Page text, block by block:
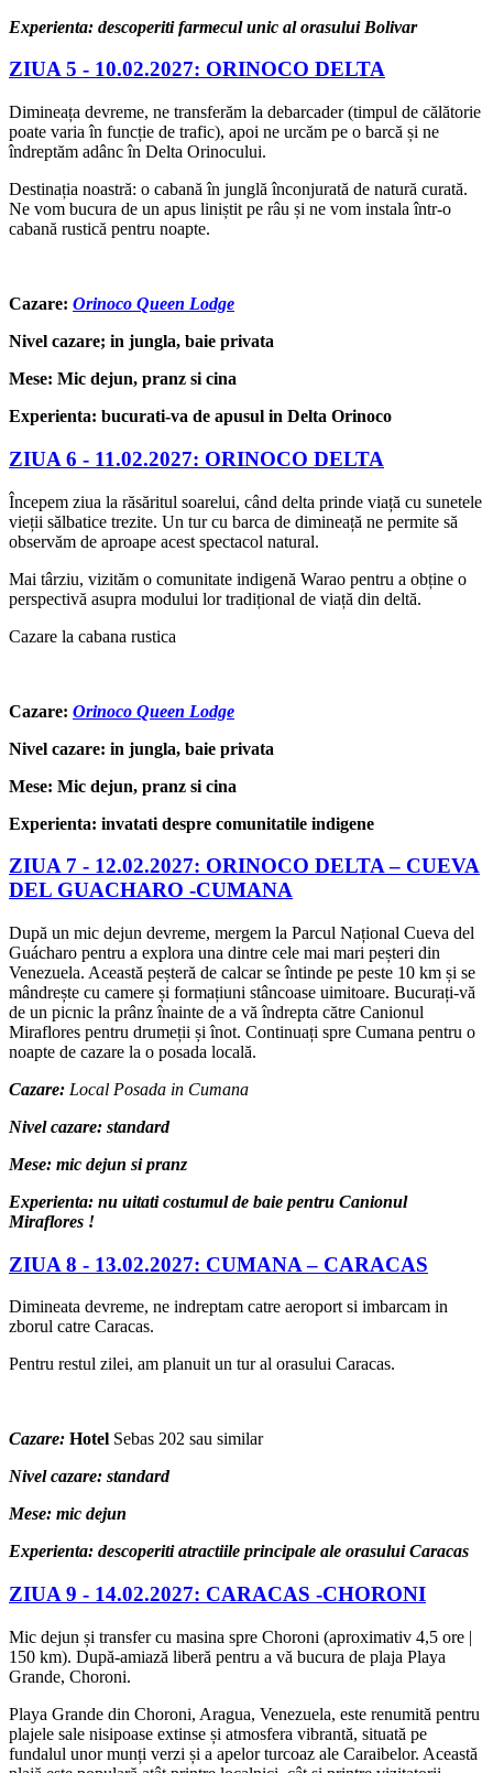
Experienta: descoperiti farmecul unic al orasului Bolivar
ZIUA 5 - 10.02.2027: ORINOCO DELTA
Dimineața devreme, ne transferăm la debarcader (timpul de călătorie
poate varia în funcție de trafic), apoi ne urcăm pe o barcă și ne
îndreptăm adânc în Delta Orinocului.
Destinația noastră: o cabană în junglă înconjurată de natură curată.
Ne vom bucura de un apus liniștit pe râu și ne vom instala într-o
cabană rustică pentru noapte.
Cazare: Orinoco Queen Lodge
Nivel cazare; in jungla, baie privata
Mese: Mic dejun, pranz si cina
Experienta: bucurati-va de apusul in Delta Orinoco
ZIUA 6 - 11.02.2027: ORINOCO DELTA
Începem ziua la răsăritul soarelui, când delta prinde viață cu sunetele
vieții sălbatice trezite. Un tur cu barca de dimineață ne permite să
observăm de aproape acest spectacol natural.
Mai târziu, vizităm o comunitate indigenă Warao pentru a obține o
perspectivă asupra modului lor tradițional de viață din deltă.
Cazare la cabana rustica
Cazare: Orinoco Queen Lodge
Nivel cazare: in jungla, baie privata
Mese: Mic dejun, pranz si cina
Experienta: invatati despre comunitatile indigene
ZIUA 7 - 12.02.2027: ORINOCO DELTA – CUEVA
DEL GUACHARO -CUMANA
După un mic dejun devreme, mergem la Parcul Național Cueva del
Guácharo pentru a explora una dintre cele mai mari peșteri din
Venezuela. Această peșteră de calcar se întinde pe peste 10 km și se
mândrește cu camere și formațiuni stâncoase uimitoare. Bucurați-vă
de un picnic la prânz înainte de a vă îndrepta către Canionul
Miraflores pentru drumeții și înot. Continuați spre Cumana pentru o
noapte de cazare la o posada locală.
Cazare: Local Posada in Cumana
Nivel cazare: standard
Mese: mic dejun si pranz
Experienta: nu uitati costumul de baie pentru Canionul
Miraflores !
ZIUA 8 - 13.02.2027: CUMANA – CARACAS
Dimineata devreme, ne indreptam catre aeroport si imbarcam in
zborul catre Caracas.
Pentru restul zilei, am planuit un tur al orasului Caracas.
Cazare: Hotel Sebas 202 sau similar
Nivel cazare: standard
Mese: mic dejun
Experienta: descoperiti atractiile principale ale orasului Caracas
ZIUA 9 - 14.02.2027: CARACAS -CHORONI
Mic dejun și transfer cu masina spre Choroni (aproximativ 4,5 ore |
150 km). După-amiază liberă pentru a vă bucura de plaja Playa
Grande, Choroni.
Playa Grande din Choroni, Aragua, Venezuela, este renumită pentru
plajele sale nisipoase extinse și atmosfera vibrantă, situată pe
fundalul unor munți verzi și a apelor turcoaz ale Caraibelor. Această